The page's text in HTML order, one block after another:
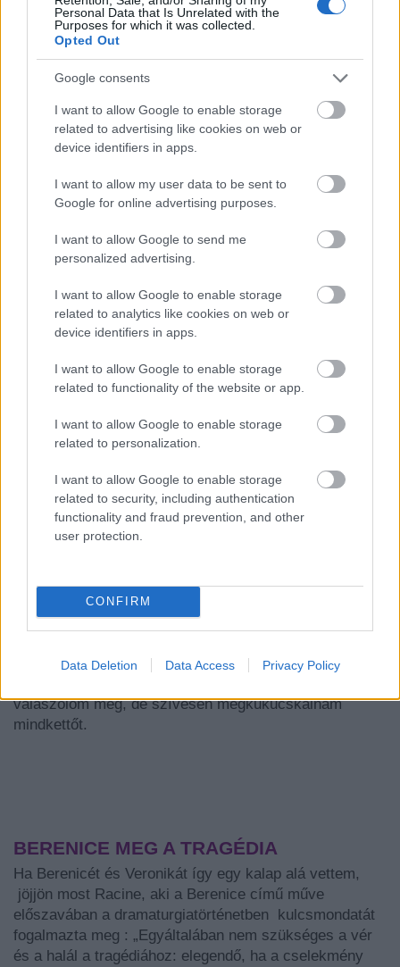
Personal Data that Is Unrelated with the
Purposes for which it was collected.
Opted Out
Google consents
I want to allow Google to enable storage
related to advertising like cookies on web or
device identifiers in apps.
I want to allow my user data to be sent to
Google for online advertising purposes.
I want to allow Google to send me
personalized advertising.
I want to allow Google to enable storage
related to analytics like cookies on web or
device identifiers in apps.
I want to allow Google to enable storage
related to functionality of the website or app.
I want to allow Google to enable storage
related to personalization.
I want to allow Google to enable storage
related to security, including authentication
functionality and fraud prevention, and other
user protection.
CONFIRM
Data Deletion Data Access Privacy Policy
Egyfelől az a textília megnevezése, amellyel Veronika
megtörölte Jézus arcát a keresztúton. Tágabb
értelemben így nevezik az összes olyan anyagot,
melyen Jézus arcának lenyomata látható A 12.
századtól tűntek föl, hiszen a keresztes hadjáratok
következtében ereklyék tömegei érkeztek Európába.
Hol van most az a bizonyos kendő?
MAGA LEHETETLENSÉG!
szerepel!
téren mutatják fel, máskor a nyilvánosság nem láthatja.
A másikat Az itáliai Manoppello városka templomában
érdekessége, de igazi „ turistacsalogató”. Melyik kendő
válaszolom meg, de szívesen megkukucskálnám
mindkettőt.
BERENICE MEG A TRAGÉDIA
Ha Berenicét és Veronikát így egy kalap alá vettem,
jöjjön most Racine, aki a Berenice című műve
előszavában a dramaturgiatörténetben kulcsmondatát
fogalmazta meg : „Egyáltalában nem szükséges a vér
és a halál a tragédiához: elegendő, ha a cselekmény